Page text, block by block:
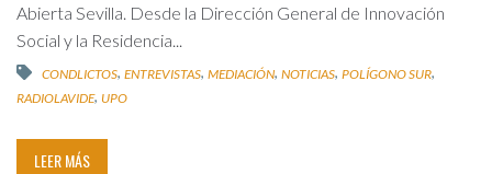
Abierta Sevilla. Desde la Dirección General de Innovación
Social y la Residencia...
CONDLICTOS, ENTREVISTAS, MEDIACIÓN, NOTICIAS, POLÍGONO SUR,
RADIOLAVIDE, UPO
LEER MÁS